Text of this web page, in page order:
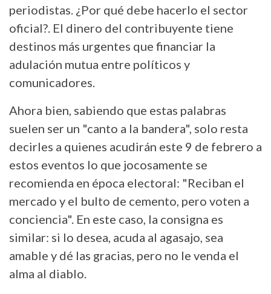
periodistas. ¿Por qué debe hacerlo el sector
oficial?. El dinero del contribuyente tiene
destinos más urgentes que financiar la
adulación mutua entre políticos y
comunicadores.
Ahora bien, sabiendo que estas palabras
suelen ser un "canto a la bandera", solo resta
decirles a quienes acudirán este 9 de febrero a
estos eventos lo que jocosamente se
recomienda en época electoral: "Reciban el
mercado y el bulto de cemento, pero voten a
conciencia". En este caso, la consigna es
similar: si lo desea, acuda al agasajo, sea
amable y dé las gracias, pero no le venda el
alma al diablo.